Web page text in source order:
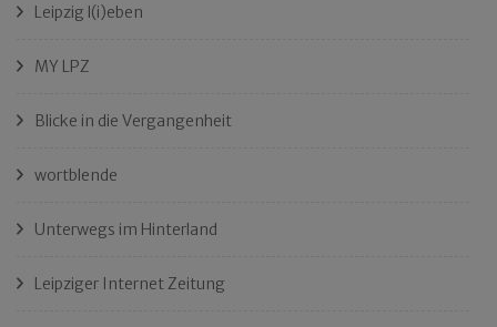
Leipzig l(i)eben
MY LPZ
Blicke in die Vergangenheit
wortblende
Unterwegs im Hinterland
Leipziger Internet Zeitung